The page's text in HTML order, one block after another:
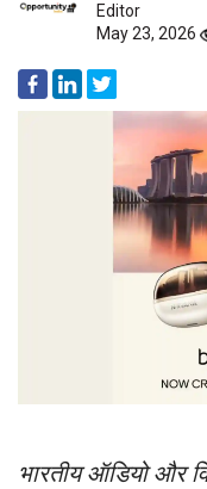
Editor
May 23, 2026
भारतीय ऑडियो और